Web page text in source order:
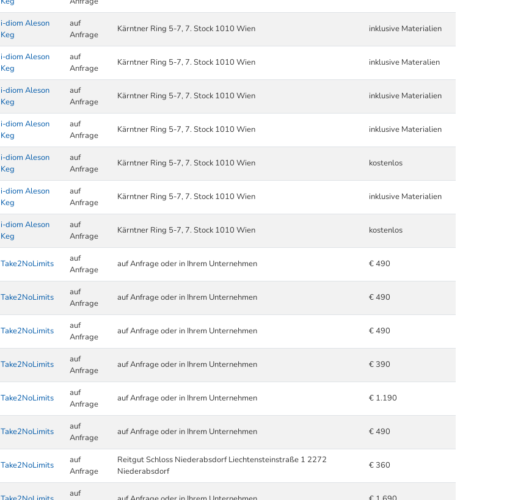
i-diom Aleson
Keg
auf
Anfrage
Kärntner Ring 5-7, 7. Stock 1010 Wien inklusive Materialien
i-diom Aleson
Keg
auf
Anfrage
Kärntner Ring 5-7, 7. Stock 1010 Wien inklusive Materalien
i-diom Aleson
Keg
auf
Anfrage
Kärntner Ring 5-7, 7. Stock 1010 Wien inklusive Materialien
i-diom Aleson
Keg
auf
Anfrage
Kärntner Ring 5-7, 7. Stock 1010 Wien inklusive Materialien
i-diom Aleson
Keg
auf
Anfrage
Kärntner Ring 5-7, 7. Stock 1010 Wien kostenlos
i-diom Aleson
Keg
auf
Anfrage
Kärntner Ring 5-7, 7. Stock 1010 Wien inklusive Materialien
i-diom Aleson
Keg
auf
Anfrage
Kärntner Ring 5-7, 7. Stock 1010 Wien kostenlos
Take2NoLimits
auf
Anfrage
auf Anfrage oder in Ihrem Unternehmen € 490
Take2NoLimits
auf
Anfrage
auf Anfrage oder in Ihrem Unternehmen € 490
Take2NoLimits
auf
Anfrage
auf Anfrage oder in Ihrem Unternehmen € 490
Take2NoLimits
auf
Anfrage
auf Anfrage oder in Ihrem Unternehmen € 390
Take2NoLimits
auf
Anfrage
auf Anfrage oder in Ihrem Unternehmen € 1.190
Take2NoLimits
auf
Anfrage
auf Anfrage oder in Ihrem Unternehmen € 490
Take2NoLimits
auf
Anfrage
Reitgut Schloss Niederabsdorf Liechtensteinstraße 1 2272
Niederabsdorf
€ 360
auf